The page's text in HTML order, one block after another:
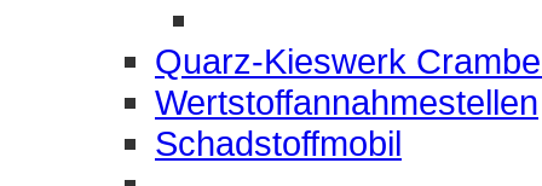
Quarz-Kieswerk
Wertstoffannahmestellen
Schadstoffmobil